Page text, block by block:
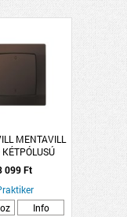
MENTAVILL
KÉTPÓLUSÚ
KOMPLETT
BARNA
099 Ft
Info